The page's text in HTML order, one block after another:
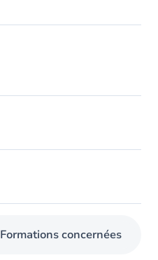
Formations concernées